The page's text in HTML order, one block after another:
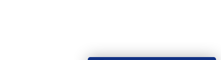
Limpieza y vaciado de fosas sépticas